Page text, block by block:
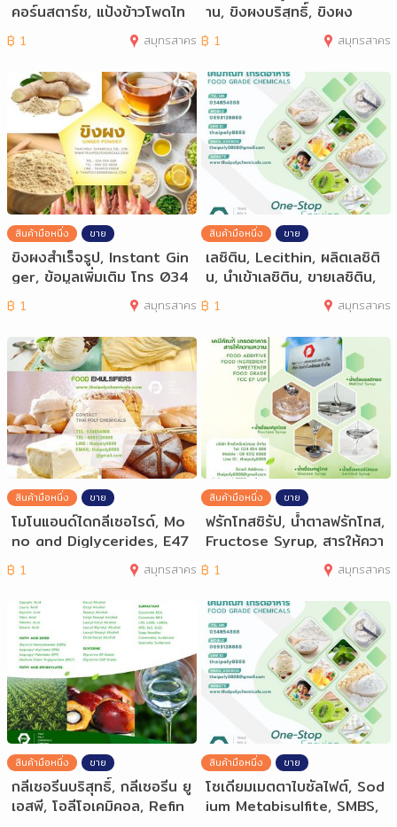
คอร์นสตาร์ช, แป้งข้าวโพดไท
ย, Thail
฿ 1 สมุทรสาคร
าน, ขิงผงบริสุทธิ์, ขิงผง
฿ 1 สมุทรสาคร
สินค้ามือหนึ่ง ขาย
ขิงผงสำเร็จรูป, Instant Gin
ger, ข้อมูลเพิ่มเติม โทร 034
85488
฿ 1 สมุทรสาคร
สินค้ามือหนึ่ง ขาย
เลซิติน, Lecithin, ผลิตเลซิติ
น, นำเข้าเลซิติน, ขายเลซิติน,
จ
฿ 1 สมุทรสาคร
สินค้ามือหนึ่ง ขาย
โมโนแอนด์ไดกลีเซอไรด์, Mo
no and Diglycerides, E47
1, มอโนแอนด
฿ 1 สมุทรสาคร
สินค้ามือหนึ่ง ขาย
ฟรักโทสซิรัป, น้ำตาลฟรักโทส,
Fructose Syrup, สารให้ควา
มหวาน,
฿ 1 สมุทรสาคร
สินค้ามือหนึ่ง ขาย
กลีเซอรีนบริสุทธิ์, กลีเซอรีน ยู
เอสพี, โอลีโอเคมิคอล, Refin
สินค้ามือหนึ่ง ขาย
โซเดียมเมตตาไบซัลไฟต์, Sod
ium Metabisulfite, SMBS,